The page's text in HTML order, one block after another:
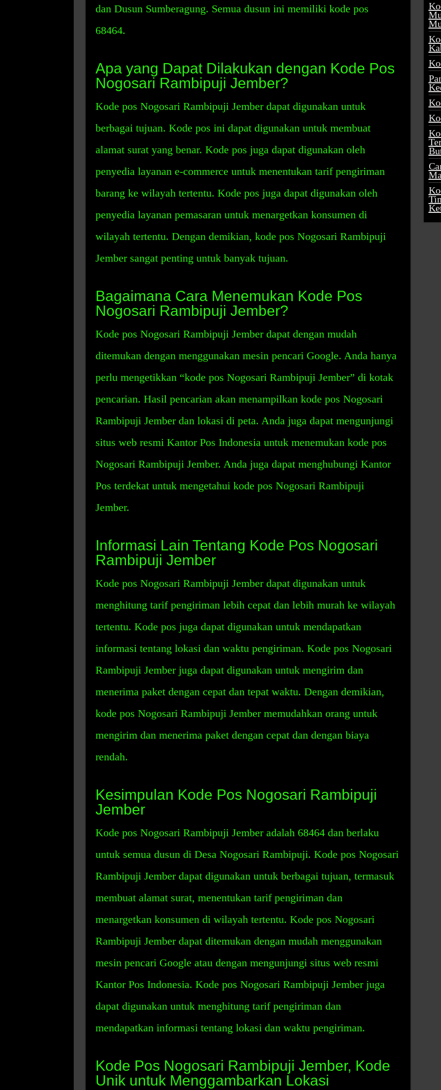
dan Dusun Sumberagung. Semua dusun ini memiliki kode pos
68464.
Apa yang Dapat Dilakukan dengan Kode Pos
Nogosari Rambipuji Jember?
Kode pos Nogosari Rambipuji Jember dapat digunakan untuk
berbagai tujuan. Kode pos ini dapat digunakan untuk membuat
alamat surat yang benar. Kode pos juga dapat digunakan oleh
penyedia layanan e-commerce untuk menentukan tarif pengiriman
barang ke wilayah tertentu. Kode pos juga dapat digunakan oleh
penyedia layanan pemasaran untuk menargetkan konsumen di
wilayah tertentu. Dengan demikian, kode pos Nogosari Rambipuji
Jember sangat penting untuk banyak tujuan.
Bagaimana Cara Menemukan Kode Pos
Nogosari Rambipuji Jember?
Kode pos Nogosari Rambipuji Jember dapat dengan mudah
ditemukan dengan menggunakan mesin pencari Google. Anda hanya
perlu mengetikkan “kode pos Nogosari Rambipuji Jember” di kotak
pencarian. Hasil pencarian akan menampilkan kode pos Nogosari
Rambipuji Jember dan lokasi di peta. Anda juga dapat mengunjungi
situs web resmi Kantor Pos Indonesia untuk menemukan kode pos
Nogosari Rambipuji Jember. Anda juga dapat menghubungi Kantor
Pos terdekat untuk mengetahui kode pos Nogosari Rambipuji
Jember.
Informasi Lain Tentang Kode Pos Nogosari
Rambipuji Jember
Kode pos Nogosari Rambipuji Jember dapat digunakan untuk
menghitung tarif pengiriman lebih cepat dan lebih murah ke wilayah
tertentu. Kode pos juga dapat digunakan untuk mendapatkan
informasi tentang lokasi dan waktu pengiriman. Kode pos Nogosari
Rambipuji Jember juga dapat digunakan untuk mengirim dan
menerima paket dengan cepat dan tepat waktu. Dengan demikian,
kode pos Nogosari Rambipuji Jember memudahkan orang untuk
mengirim dan menerima paket dengan cepat dan dengan biaya
rendah.
Kesimpulan Kode Pos Nogosari Rambipuji
Jember
Kode pos Nogosari Rambipuji Jember adalah 68464 dan berlaku
untuk semua dusun di Desa Nogosari Rambipuji. Kode pos Nogosari
Rambipuji Jember dapat digunakan untuk berbagai tujuan, termasuk
membuat alamat surat, menentukan tarif pengiriman dan
menargetkan konsumen di wilayah tertentu. Kode pos Nogosari
Rambipuji Jember dapat ditemukan dengan mudah menggunakan
mesin pencari Google atau dengan mengunjungi situs web resmi
Kantor Pos Indonesia. Kode pos Nogosari Rambipuji Jember juga
dapat digunakan untuk menghitung tarif pengiriman dan
mendapatkan informasi tentang lokasi dan waktu pengiriman.
Kode Pos Nogosari Rambipuji Jember, Kode
Unik untuk Menggambarkan Lokasi